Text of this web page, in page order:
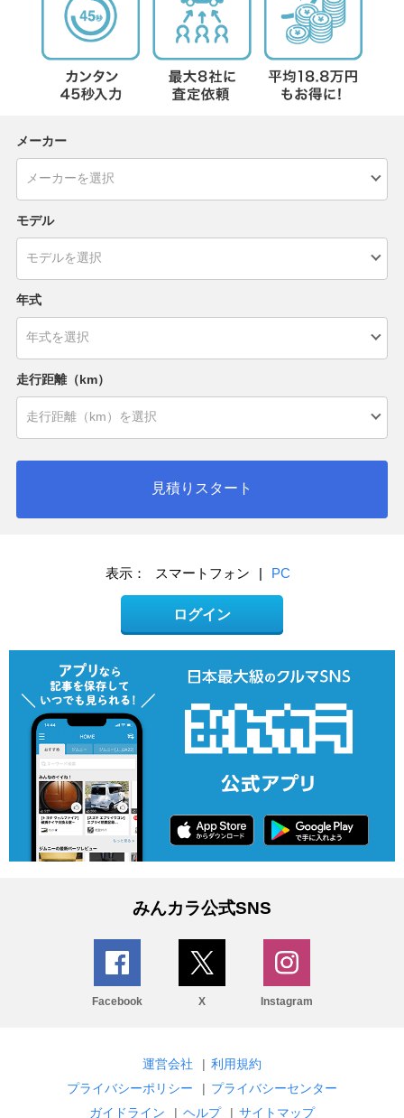
メーカー
モデル
年式
走行距離（km）
見積りスタート
表示： スマートフォン | PC
ログイン
みんカラ公式SNS
Facebook X Instagram
運営会社 | 利用規約
プライバシーポリシー
| プライバシーセンター
ガイドライン
| ヘルプ | サイトマップ